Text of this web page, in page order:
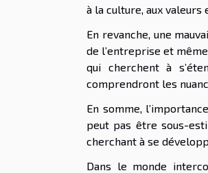
à la culture, aux valeurs
En revanche, une
de l’entreprise et
qui cherchent à
comprendront les
En somme,
peut pas être sous-
cherchant à se
Dans le monde